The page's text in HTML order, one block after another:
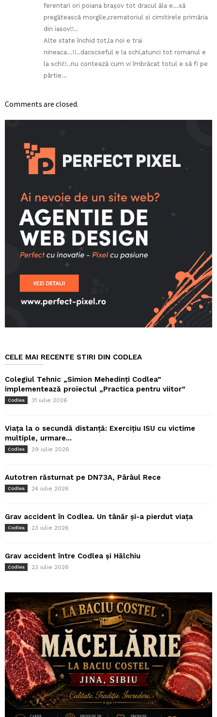
ferentari ori poiana brașov tot dracul ăla e…să
pregătească morgile,crematoriul si cimitirele primăria
din iasov!!..
Alte state închid tot,la noi e trai
nineaca…!!..dacscseful e la schi,atunci tot romanul e
la schi!!..nu contează cum vi îmbrăcat totul e să fi pe
pârtie…
Comments are closed.
CELE MAI RECENTE STIRI DIN CODLEA
Colegiul Tehnic „Simion Mehedinți Codlea”
implementează proiectul „Practica pentru viitor”
Codlea 31 iulie 2026
Viața la o secundă distanță: Exercițiu ISU cu victime
multiple, urmare...
Codlea 29 iulie 2026
Autotren răsturnat pe DN73A, Pârâul Rece
Codlea 24 iulie 2026
Grav accident în Codlea. Un tânăr și-a pierdut viața
Codlea 23 iulie 2026
Grav accident între Codlea și Hălchiu
Codlea 23 iulie 2026